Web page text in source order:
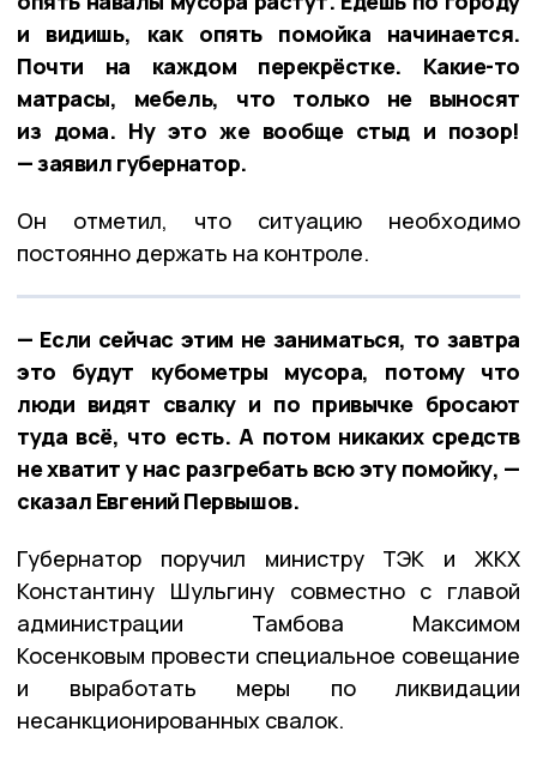
и видишь, как опять помойка начинается.
Почти на каждом перекрёстке. Какие-то
матрасы, мебель, что только не выносят
из дома. Ну это же вообще стыд и позор!
— заявил губернатор.
Он отметил, что ситуацию необходимо
постоянно держать на контроле.
— Если сейчас этим не заниматься, то завтра
это будут кубометры мусора, потому что
люди видят свалку и по привычке бросают
туда всё, что есть. А потом никаких средств
не хватит у нас разгребать всю эту помойку, —
сказал Евгений Первышов.
Губернатор поручил министру ТЭК и ЖКХ
Константину Шульгину совместно с главой
администрации Тамбова Максимом
Косенковым провести специальное совещание
и выработать меры по ликвидации
несанкционированных свалок.